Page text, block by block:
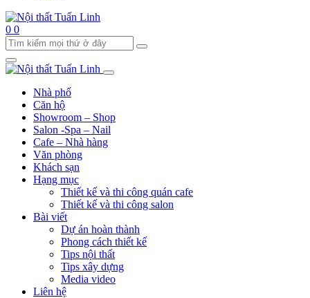
0 0
Nhà phố
Căn hộ
Showroom – Shop
Salon -Spa – Nail
Cafe – Nhà hàng
Văn phòng
Khách sạn
Hạng mục
Thiết kế và thi công quán cafe
Thiết kế và thi công salon
Bài viết
Dự án hoàn thành
Phong cách thiết kế
Tips nội thất
Tips xây dựng
Media video
Liên hệ